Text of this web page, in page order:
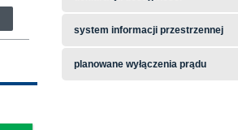
system informacji przestrzennej
planowane wyłączenia prądu